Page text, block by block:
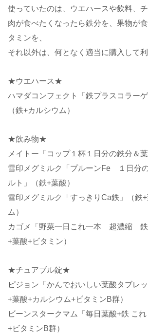
使っていたのは、ウエハースや飲料、チ
肉が食べたくなったら鉄分を、果物が
タミンを、
それ以外は、何となく適当に購入して利
★ウエハース★
ハマダコンフェクト「鉄プラスコラーゲ
（鉄+カルシウム）
★飲み物★
メイトー「コップ１杯１日分の鉄分＆
雪印メグミルク「プルーンFe １日分
ルト」（鉄+葉酸）
雪印メグミルク「すっきりCa鉄」（鉄
ム）
カゴメ「野菜一日これ一本 超濃縮 鉄
+葉酸+ビタミン）
★チュアブル錠★
ピジョン「かんでおいしい葉酸タブレ
+葉酸+カルシウム+ビタミンB群）
ビーンスタークマム「毎日葉酸+鉄 こ
+ビタミンB群）